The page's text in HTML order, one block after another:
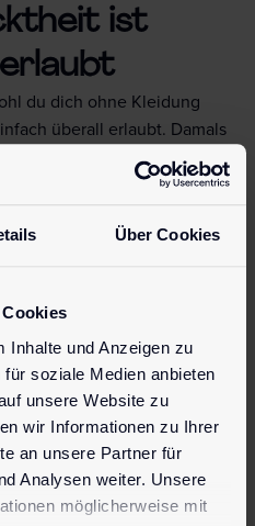
Über Cookies
Inhalte und Anzeigen zu
soziale Medien anbieten
unsere Website zu
wir Informationen zu Ihrer
an unsere Partner für
Analysen weiter. Unsere
möglicherweise mit
ist
du dich ohne Kleidung
überall erlaubt. Damals
Regeln einzuhalten.
toll finden, den eigenen
Deshalb gibt es extra
oder auch FKK-
zu können, wie sie es
die es gerne tun,
und kein anderer wird
Nacktheit in den
gegen die konservativen
war, ist es heute fast